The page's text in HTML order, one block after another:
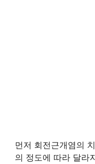
먼저 회전근개염의
의 정도에 따라 달라